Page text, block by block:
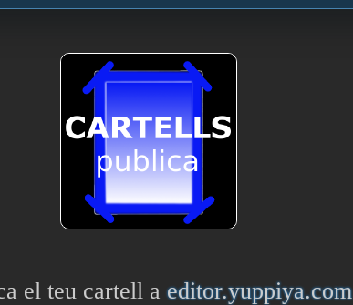
el teu cartell aeditor.yuppiya.com